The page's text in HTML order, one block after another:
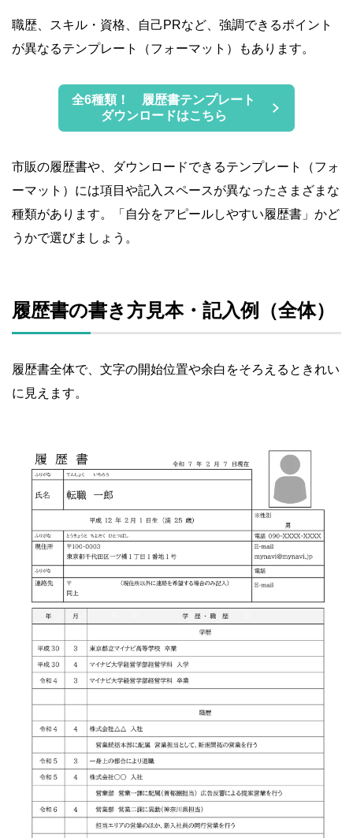
職歴、スキル・資格、自己PRなど、強調できるポイント
が異なるテンプレート（フォーマット）もあります。
全6種類！ 履歴書テンプレート
ダウンロードはこちら
市販の履歴書や、ダウンロードできるテンプレート（フォ
ーマット）には項目や記入スペースが異なったさまざまな
種類があります。「自分をアピールしやすい履歴書」かど
うかで選びましょう。
履歴書の書き方見本・記入例（全体）
履歴書全体で、文字の開始位置や余白をそろえるときれい
に見えます。